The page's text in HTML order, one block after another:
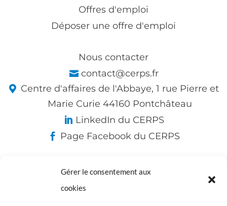
Gérer le consentement aux
cookies
Offres d'emploi
Déposer une offre d'emploi
Nous contacter
contact@cerps.fr
Centre d'affaires de l'Abbaye, 1 rue Pierre et
Marie Curie 44160 Pontchâteau
LinkedIn du CERPS
Page Facebook du CERPS
Nos partenaires :